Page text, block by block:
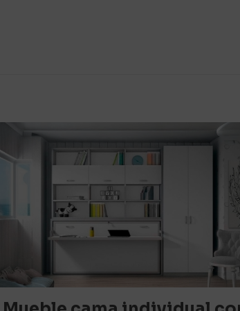
extraíble”
no será publicada.
Los campos
1 de 5
2 de 5
estrellas
3 de 5
estrellas